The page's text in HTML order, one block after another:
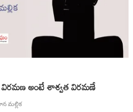
అంటే శాశ్వత విరమణే
మల్లిక